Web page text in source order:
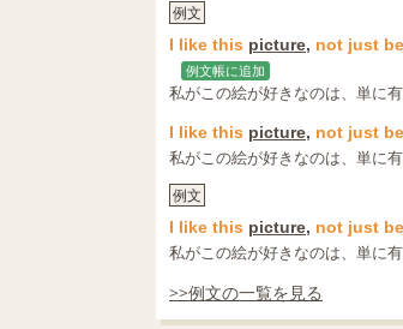
例文
I like this picture, not just
例文帳に追加
私がこの絵が好きなのは、単に
I like this picture, not just
私がこの絵が好きなのは、単に
例文
I like this picture, not just
私がこの絵が好きなのは、単に
>>例文の一覧を見る